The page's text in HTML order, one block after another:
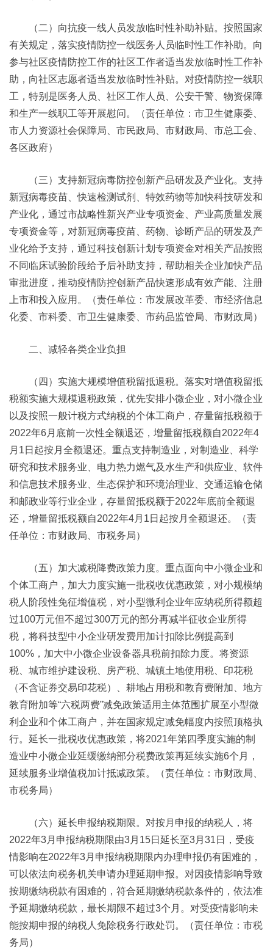
（二）向抗疫一线人员发放临时性补助补贴。按照国家
有关规定，落实疫情防控一线医务人员临时性工作补助。向
参与社区疫情防控工作的社区工作者适当发放临时性工作补
助，向社区志愿者适当发放临时性补贴。对疫情防控一线职
工，特别是医务人员、社区工作人员、公安干警、物资保障
和生产一线职工等开展慰问。（责任单位：市卫生健康委、
市人力资源社会保障局、市民政局、市财政局、市总工会、
各区政府）
（三）支持新冠病毒防控创新产品研发及产业化。支持
新冠病毒疫苗、快速检测试剂、特效药物等加快科技研发和
产业化，通过市战略性新兴产业专项资金、产业高质量发展
专项资金等，对新冠病毒疫苗、药物、诊断产品的研发及产
业化给予支持，通过科技创新计划专项资金对相关产品按照
不同临床试验阶段给予后补助支持，帮助相关企业加快产品
审批进度，推动疫情防控创新产品快速形成有效产能、注册
上市和投入应用。（责任单位：市发展改革委、市经济信息
化委、市科委、市卫生健康委、市药品监管局、市财政局）
二、减轻各类企业负担
（四）实施大规模增值税留抵退税。落实对增值税留抵
税额实施大规模退税政策，优先安排小微企业，对小微企业
以及按照一般计税方式纳税的个体工商户，存量留抵税额于
2022年6月底前一次性全额退还，增量留抵税额自2022年4
月1日起按月全额退还。重点支持制造业，对制造业、科学
研究和技术服务业、电力热力燃气及水生产和供应业、软件
和信息技术服务业、生态保护和环境治理业、交通运输仓储
和邮政业等行业企业，存量留抵税额于2022年底前全额退
还，增量留抵税额自2022年4月1日起按月全额退还。（责
任单位：市财政局、市税务局）
（五）加大减税降费政策力度。重点面向中小微企业和
个体工商户，加大力度实施一批税收优惠政策，对小规模纳
税人阶段性免征增值税，对小型微利企业年应纳税所得额超
过100万元但不超过300万元的部分再减半征收企业所得
税，将科技型中小企业研发费用加计扣除比例提高到
100%，加大中小微企业设备器具税前扣除力度。将资源
税、城市维护建设税、房产税、城镇土地使用税、印花税
（不含证券交易印花税）、耕地占用税和教育费附加、地方
教育附加等“六税两费”减免政策适用主体范围扩展至小型微
利企业和个体工商户，并在国家规定减免幅度内按照顶格执
行。延长一批税收优惠政策，将2021年第四季度实施的制
造业中小微企业延缓缴纳部分税费政策再延续实施6个月，
延续服务业增值税加计抵减政策。（责任单位：市财政局、
市税务局）
（六）延长申报纳税期限。对按月申报的纳税人，将
2022年3月申报纳税期限由3月15日延长至3月31日，受疫
情影响在2022年3月申报纳税期限内办理申报仍有困难的，
可以依法向税务机关申请办理延期申报。对因疫情影响导致
按期缴纳税款有困难的，符合延期缴纳税款条件的，依法准
予延期缴纳税款，最长期限不超过3个月。对受疫情影响未
能按期申报的纳税人免除税务行政处罚。（责任单位：市税
务局）